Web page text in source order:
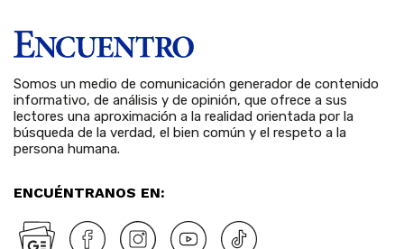
Somos un medio de comunicación generador de contenido
informativo, de análisis y de opinión, que ofrece a sus
lectores una aproximación a la realidad orientada por la
búsqueda de la verdad, el bien común y el respeto a la
persona humana.
ENCUÉNTRANOS EN: